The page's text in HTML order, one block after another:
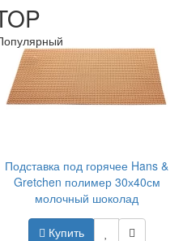
Подставка под горячее Hans &
Gretchen полимер 30х40см
молочный шоколад
Купить